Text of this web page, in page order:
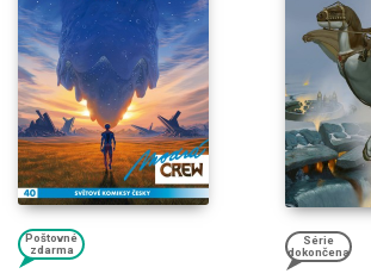
Poštovné
zdarma
Série
dokončena